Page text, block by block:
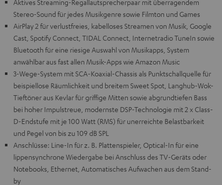
Aktives Streaming-Regallautsprecherpaar mit überragendem
Stereo-Sound für jedes Musikgenre sowie Filmton und Games
AirPlay 2 für verlustfreies, kabelloses Streamen von Musik, Google
Cast, Spotify Connect, TIDAL Connect, Internetradio TuneIn sowie
Bluetooth für eine riesige Auswahl von Musikapps, System
anwählbar aus fast allen Musik-Apps wie Amazon Music
3-Wege-System mit SCA-Koaxial-Chassis als Punktschallquelle für
beispiellose Räumlichkeit und breitem Sweet Spot, Langhub-Wok-
Tieftöner aus Kevlar für griffige Mitten sowie abgrundtiefen Bass
bei hoher Impulstreue, modernste DSP-Technologie mit 2 x Class-
D-Endstufe mit je 100 Watt (RMS) für unerreichte Belastbarkeit
und Pegel von bis zu 109 dB SPL
Anschlüsse: Line-In für z. B. Plattenspieler, Optical-In für eine
lippensynchrone Wiedergabe bei Anschluss des TV-Geräts oder
Notebooks, Ethernet, Automatisches Aufwachen aus dem Stand-
by